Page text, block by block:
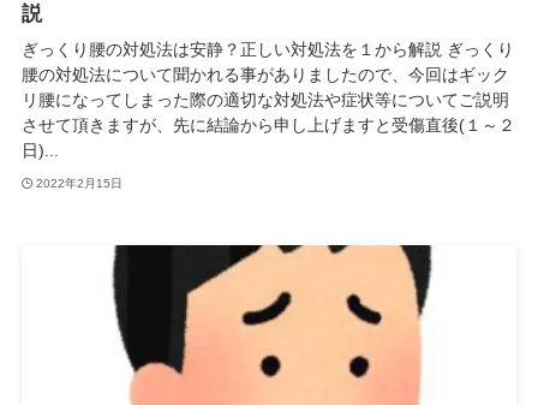
説
ぎっくり腰の対処法は安静？正しい対処法を１から解説 ぎっくり
腰の対処法について聞かれる事がありましたので、今回はギック
リ腰になってしまった際の適切な対処法や症状等についてご説明
させて頂きますが、先に結論から申し上げますと受傷直後(１～２
日)...
2022年2月15日